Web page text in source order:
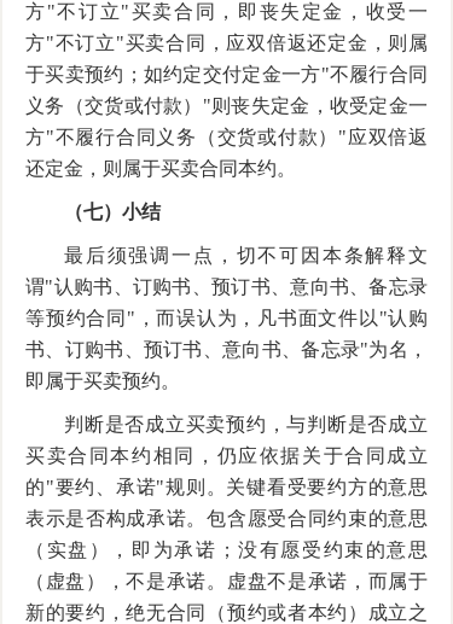
方"不订立"买卖合同，即丧失定金，收受一
方"不订立"买卖合同，应双倍返还定金，则属
于买卖预约；如约定交付定金一方"不履行合同
义务（交货或付款）"则丧失定金，收受定金一
方"不履行合同义务（交货或付款）"应双倍返
还定金，则属于买卖合同本约。
（七）小结
最后须强调一点，切不可因本条解释文
谓"认购书、订购书、预订书、意向书、备忘录
等预约合同"，而误认为，凡书面文件以"认购
书、订购书、预订书、意向书、备忘录"为名，
即属于买卖预约。
判断是否成立买卖预约，与判断是否成立
买卖合同本约相同，仍应依据关于合同成立
的"要约、承诺"规则。关键看受要约方的意思
表示是否构成承诺。包含愿受合同约束的意思
（实盘），即为承诺；没有愿受约束的意思
（虚盘），不是承诺。虚盘不是承诺，而属于
新的要约，绝无合同（预约或者本约）成立之